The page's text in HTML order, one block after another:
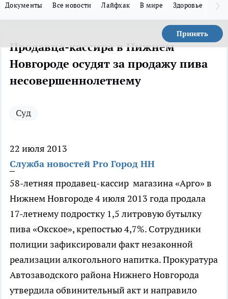
Документы Все новости Лайфхак В мире Здоровье
Принять
Продавца-кассира в Нижнем
Новгороде осудят за продажу пива
несовершеннолетнему
Суд
22 июля 2013
Служба новостей Pro Город НН
58-летняя продавец-кассир магазина «Арго» в
Нижнем Новгороде 4 июля 2013 года продала
17-летнему подростку 1,5 литровую бутылку
пива «Окское», крепостью 4,7%. Сотрудники
полиции зафиксировали факт незаконной
реализации алкогольного напитка. Прокуратура
Автозаводского района Нижнего Новгорода
утвердила обвинительный акт и направило